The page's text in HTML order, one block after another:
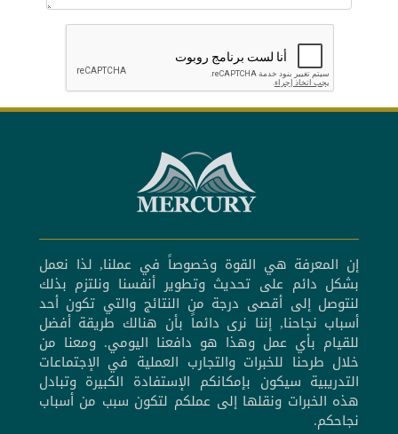
إن المعرفة هي القوة وخصوصاً في عملنا, لذا نعمل
بشكل دائم على تحديث وتطوير أنفسنا ونلتزم بذلك
لنتوصل إلى أقصى درجة من النتائج والتي تكون أحد
أسباب نجاحنا, إننا نرى دائماً بأن هنالك طريقة أفضل
للقيام بأي عمل وهذا هو دافعنا اليومي. ومعنا من
خلال طرحنا للخبرات والتجارب العملية في الإجتماعات
التدريبية سيكون بإمكانكم الإستفادة الكبيرة وتبادل
هذه الخبرات ونقلها إلى عملكم لتكون سبب من أسباب
نجاحكم.